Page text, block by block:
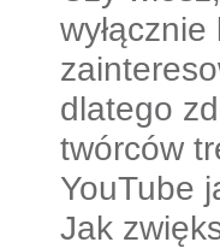
dlatego
twórców
YouTube
Jak